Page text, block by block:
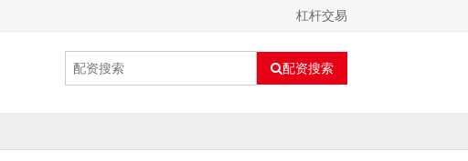
杠杆交易
配资搜索